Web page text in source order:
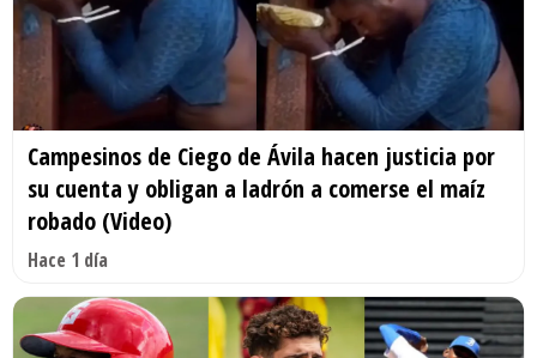
Campesinos de Ciego de Ávila hacen justicia por
su cuenta y obligan a ladrón a comerse el maíz
robado (Video)
Hace 1 día